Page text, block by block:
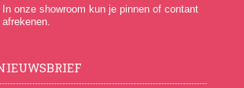
In onze showroom kun je pinnen of contant
afrekenen.